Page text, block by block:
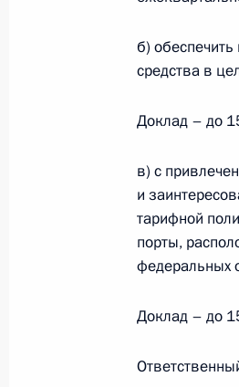
Установлен
целях, во
в
5 декабря 2022
Церемония
22 ноября 2022
б)
средства в
Доклад – до
в) с
и
тарифной
порты,
федеральных
Доклад – до